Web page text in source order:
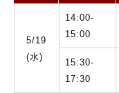
5/19
(水)
14:00-
15:00
15:30-
17:30